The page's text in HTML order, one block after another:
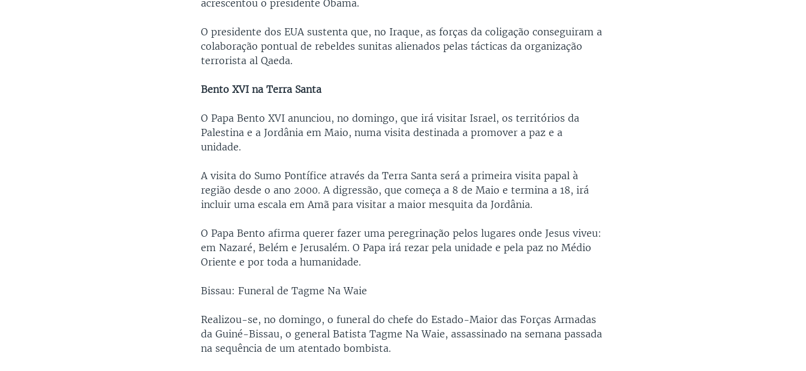
acrescentou o presidente Obama.
O presidente dos EUA sustenta que, no Iraque, as forças da coligação conseguiram a
colaboração pontual de rebeldes sunitas alienados pelas tácticas da organização
terrorista al Qaeda.
Bento XVI na Terra Santa
O Papa Bento XVI anunciou, no domingo, que irá visitar Israel, os territórios da
Palestina e a Jordânia em Maio, numa visita destinada a promover a paz e a
unidade.
A visita do Sumo Pontífice através da Terra Santa será a primeira visita papal à
região desde o ano 2000. A digressão, que começa a 8 de Maio e termina a 18, irá
incluir uma escala em Amã para visitar a maior mesquita da Jordânia.
O Papa Bento afirma querer fazer uma peregrinação pelos lugares onde Jesus viveu:
em Nazaré, Belém e Jerusalém. O Papa irá rezar pela unidade e pela paz no Médio
Oriente e por toda a humanidade.
Bissau: Funeral de Tagme Na Waie
Realizou-se, no domingo, o funeral do chefe do Estado-Maior das Forças Armadas
da Guiné-Bissau, o general Batista Tagme Na Waie, assassinado na semana passada
na sequência de um atentado bombista.